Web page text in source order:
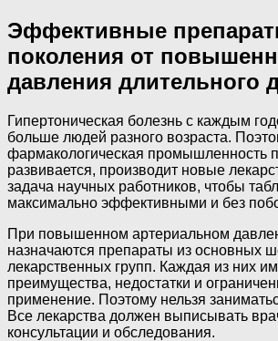
Эффективные
поколения от
давления длительного
Гипертоническая болезнь с каждым
больше людей разного возраста.
фармакологическая промышленность
развивается, производит новые
задача научных работников, чтобы
максимально эффективными и без
При повышенном артериальном
назначаются препараты из основных
лекарственных групп. Каждая из них
преимущества, недостатки и
применение. Поэтому нельзя
Все лекарства должен выписывать
консультации и обследования.